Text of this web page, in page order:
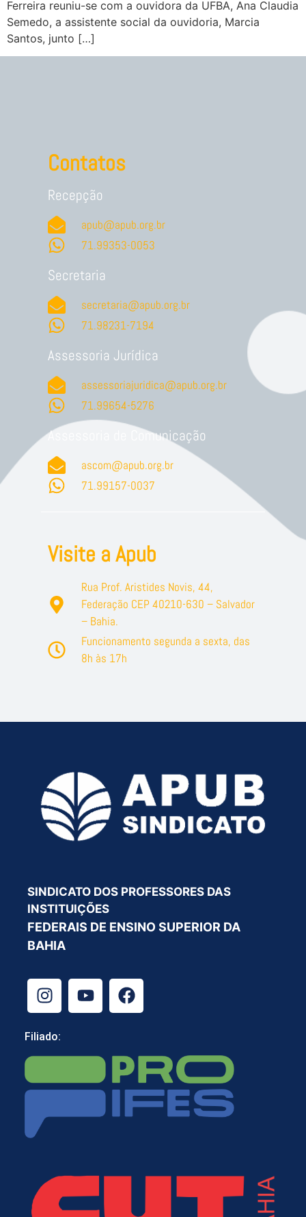
Ferreira reuniu-se com a ouvidora da UFBA, Ana Claudia
Semedo, a assistente social da ouvidoria, Marcia
Santos, junto […]
Contatos
Recepção
apub@apub.org.br
71.99353-0053
Secretaria
secretaria@apub.org.br
71.98231-7194
Assessoria Jurídica
assessoriajuridica@apub.org.br
71.99654-5276
Assessoria de Comunicação
ascom@apub.org.br
71.99157-0037
Visite a Apub
Rua Prof. Aristides Novis, 44,
Federação CEP 40210-630 – Salvador
– Bahia.
Funcionamento segunda a sexta, das
8h às 17h
SINDICATO DOS PROFESSORES DAS
INSTITUIÇÕES
FEDERAIS DE ENSINO SUPERIOR DA
BAHIA
Filiado: